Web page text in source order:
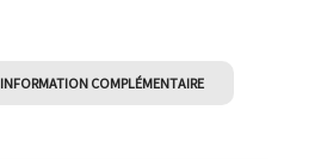
INFORMATION COMPLÉMENTAIRE